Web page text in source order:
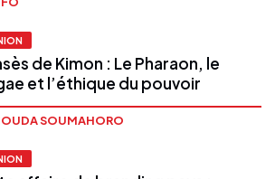
de Kimon : Le Pharaon, le
et l’éthique du pouvoir
SOUMAHORO